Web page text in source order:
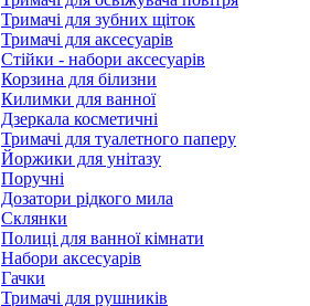
Тримачі для зубних щіток
Тримачі для аксесуарів
Стійки - набори аксесуарів
Корзина для білизни
Килимки для ванної
Дзеркала косметичні
Тримачі для туалетного паперу
Йоржики для унітазу
Поручні
Дозатори рідкого мила
Склянки
Полиці для ванної кімнати
Набори аксесуарів
Гачки
Тримачі для рушників